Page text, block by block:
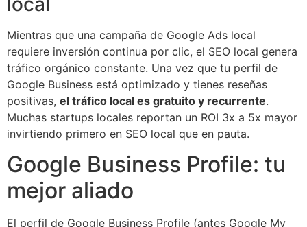
Mientras que una campaña de Google Ads local
requiere inversión continua por clic, el SEO local genera
tráfico orgánico constante. Una vez que tu perfil de
Google Business está optimizado y tienes reseñas
positivas, el tráfico local es gratuito y recurrente.
Muchas startups locales reportan un ROI 3x a 5x mayor
invirtiendo primero en SEO local que en pauta.
Google Business Profile: tu
mejor aliado
El perfil de Google Business Profile (antes Google My